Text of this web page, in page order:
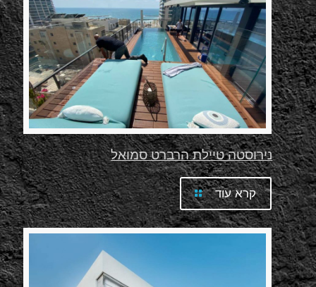
נירוסטה טיילת הרברט סמואל
קרא עוד